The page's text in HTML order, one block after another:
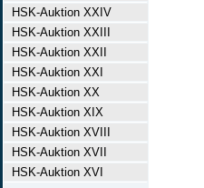
HSK-Auktion XXIV
HSK-Auktion XXIII
HSK-Auktion XXII
HSK-Auktion XXI
HSK-Auktion XX
HSK-Auktion XIX
HSK-Auktion XVIII
HSK-Auktion XVII
HSK-Auktion XVI